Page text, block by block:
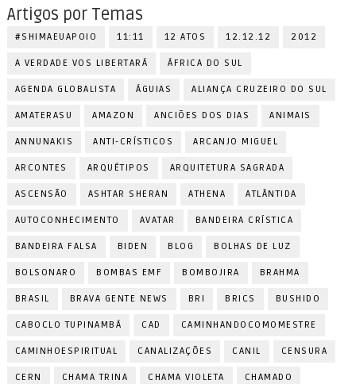
Artigos por Temas
#SHIMAEUAPOIO 11:11 12 ATOS 12.12.12 2012
A VERDADE VOS LIBERTARÁ ÁFRICA DO SUL
AGENDA GLOBALISTA ÁGUIAS ALIANÇA CRUZEIRO DO SUL
AMATERASU AMAZON ANCIÕES DOS DIAS ANIMAIS
ANNUNAKIS ANTI-CRÍSTICOS ARCANJO MIGUEL
ARCONTES ARQUÉTIPOS ARQUITETURA SAGRADA
ASCENSÃO ASHTAR SHERAN ATHENA ATLÂNTIDA
AUTOCONHECIMENTO AVATAR BANDEIRA CRÍSTICA
BANDEIRA FALSA BIDEN BLOG BOLHAS DE LUZ
BOLSONARO BOMBAS EMF BOMBOJIRA BRAHMA
BRASIL BRAVA GENTE NEWS BRI BRICS BUSHIDO
CABOCLO TUPINAMBÁ CAD CAMINHANDOCOMOMESTRE
CAMINHOESPIRITUAL CANALIZAÇÕES CANIL CENSURA
CERN CHAMA TRINA CHAMA VIOLETA CHAMADO